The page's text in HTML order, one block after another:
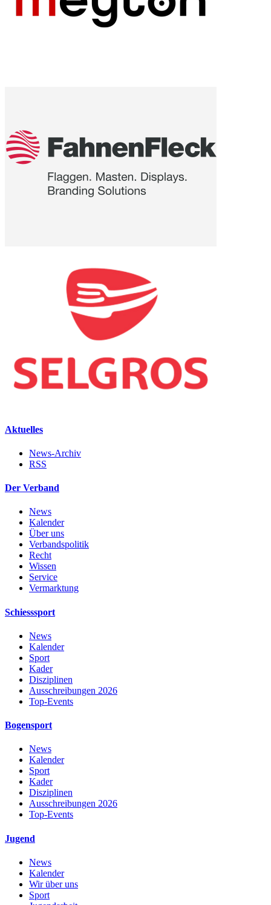
Aktuelles
News-Archiv
RSS
Der Verband
News
Kalender
Über uns
Verbandspolitik
Recht
Wissen
Service
Vermarktung
Schiesssport
News
Kalender
Sport
Kader
Disziplinen
Ausschreibungen 2026
Top-Events
Bogensport
News
Kalender
Sport
Kader
Disziplinen
Ausschreibungen 2026
Top-Events
Jugend
News
Kalender
Wir über uns
Sport